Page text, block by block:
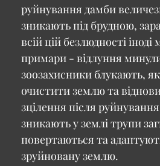
руйнування дамби
зникають під брудною,
всій цій безлюдності
примари - відлуння
зоозахисники блукають,
очистити землю та
зцілення після
зникають у землі трупи
повертаються та
зруйновану землю.